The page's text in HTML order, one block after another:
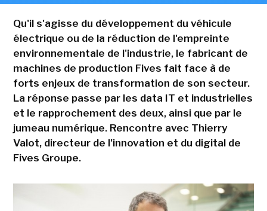
Qu'il s'agisse du développement du véhicule
électrique ou de la réduction de l'empreinte
environnementale de l'industrie, le fabricant de
machines de production Fives fait face à de
forts enjeux de transformation de son secteur.
La réponse passe par les data IT et industrielles
et le rapprochement des deux, ainsi que par le
jumeau numérique. Rencontre avec Thierry
Valot, directeur de l'innovation et du digital de
Fives Groupe.